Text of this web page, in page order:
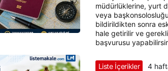
müdürlüklerine, yurt
veya
bildirildikten sonra
hale getirilir ve
başvurusu
Liste İçerikler 4